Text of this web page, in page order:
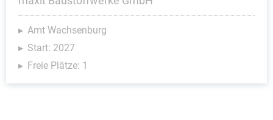
Amt Wachsenburg
Start: 2027
Freie Plätze: 1